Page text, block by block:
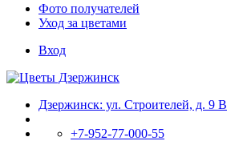
Фото получателей
Уход за цветами
Вход
Дзержинск: ул. Строителей, д. 9 В
+7-952-77-000-55